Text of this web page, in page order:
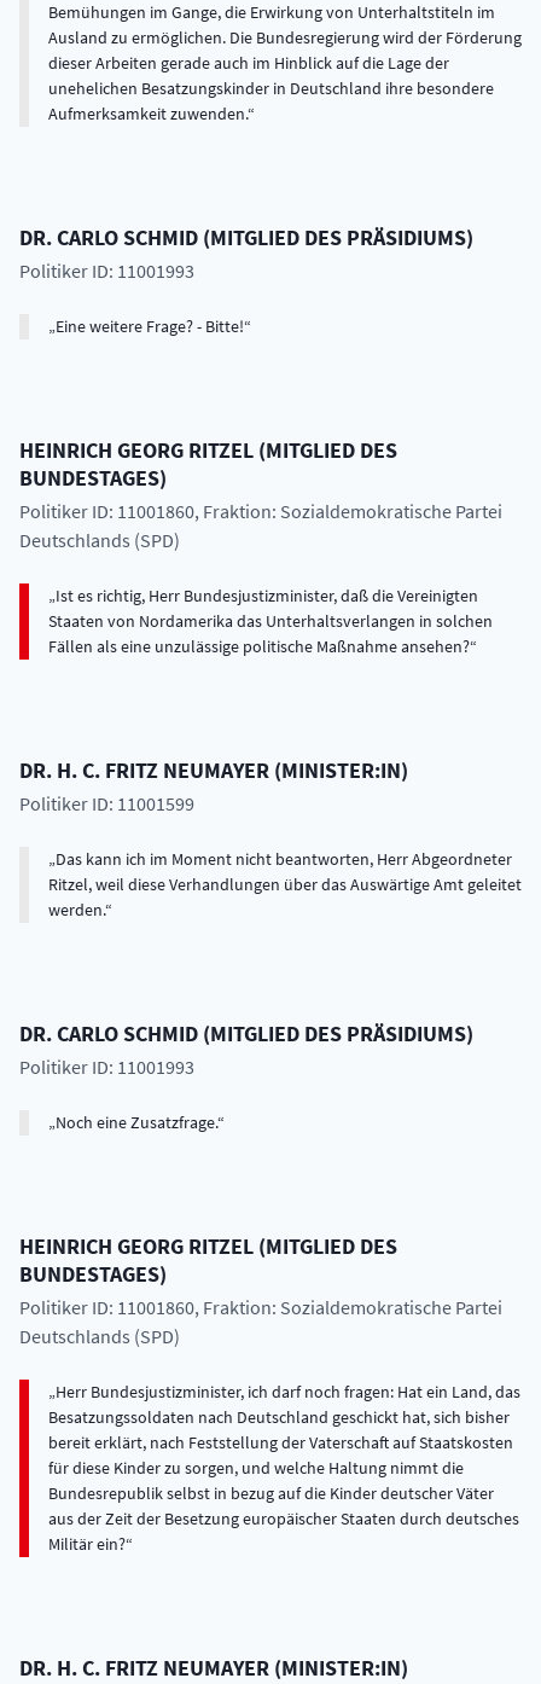
Bemühungen im Gange, die Erwirkung von Unterhaltstiteln im
Ausland zu ermöglichen. Die Bundesregierung wird der Förderung
dieser Arbeiten gerade auch im Hinblick auf die Lage der
unehelichen Besatzungskinder in Deutschland ihre besondere
Aufmerksamkeit zuwenden.
DR.CARLOSCHMID (MITGLIED DES PRÄSIDIUMS)
Politiker ID: 11001993
Eine weitere Frage? - Bitte!
HEINRICH GEORG RITZEL (MITGLIED DES
BUNDESTAGES)
Politiker ID: 11001860, Fraktion: Sozialdemokratische Partei
Deutschlands (SPD)
Ist es richtig, Herr Bundesjustizminister, daß die Vereinigten
Staaten von Nordamerika das Unterhaltsverlangen in solchen
Fällen als eine unzulässige politische Maßnahme ansehen?
DR. H. C. FRITZ NEUMAYER (MINISTER:IN)
Politiker ID: 11001599
Das kann ich im Moment nicht beantworten, Herr Abgeordneter
Ritzel, weil diese Verhandlungen über das Auswärtige Amt geleitet
werden.
DR.CARLOSCHMID (MITGLIED DES PRÄSIDIUMS)
Politiker ID: 11001993
Noch eine Zusatzfrage.
HEINRICH GEORG RITZEL (MITGLIED DES
BUNDESTAGES)
Politiker ID: 11001860, Fraktion: Sozialdemokratische Partei
Deutschlands (SPD)
Herr Bundesjustizminister, ich darf noch fragen: Hat ein Land, das
Besatzungssoldaten nach Deutschland geschickt hat, sich bisher
bereit erklärt, nach Feststellung der Vaterschaft auf Staatskosten
für diese Kinder zu sorgen, und welche Haltung nimmt die
Bundesrepublik selbst in bezug auf die Kinder deutscher Väter
aus der Zeit der Besetzung europäischer Staaten durch deutsches
Militär ein?
DR. H. C. FRITZ NEUMAYER (MINISTER:IN)